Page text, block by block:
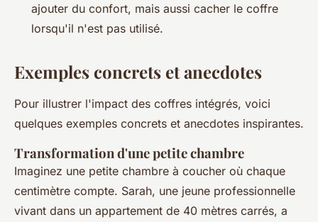
ajouter du confort, mais aussi cacher le coffre
lorsqu'il n'est pas utilisé.
Exemples concrets et anecdotes
Pour illustrer l'impact des coffres intégrés, voici
quelques exemples concrets et anecdotes inspirantes.
Transformation d'une petite chambre
Imaginez une petite chambre à coucher où chaque
centimètre compte. Sarah, une jeune professionnelle
vivant dans un appartement de 40 mètres carrés, a